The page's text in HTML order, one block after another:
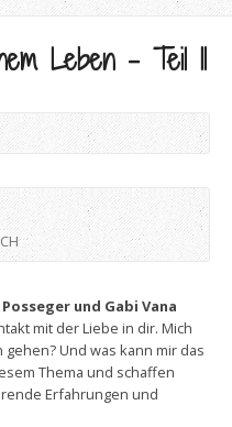
Leben – Teil II
und Gabi Vana
mit der Liebe in dir. Mich
Und was kann mir das
Thema und schaffen
Erfahrungen und